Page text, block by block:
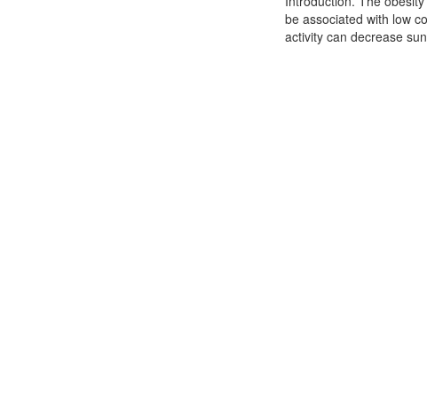
be associated with low
activity can decrease